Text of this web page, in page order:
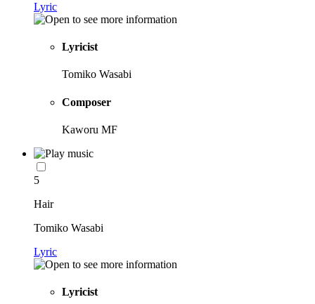
Lyric
Lyricist
Tomiko Wasabi
Composer
Kaworu MF
5
Hair
Tomiko Wasabi
Lyric
Lyricist